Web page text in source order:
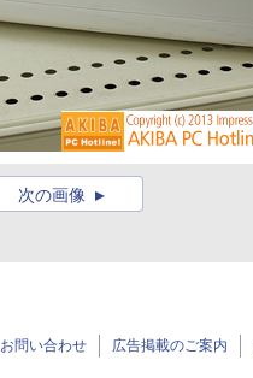
次の画像
お問い合わせ 広告掲載のご案内